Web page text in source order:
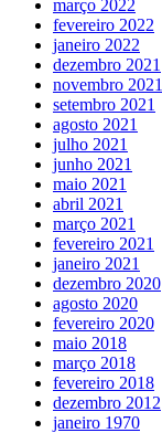
março 2022
fevereiro 2022
janeiro 2022
dezembro 2021
novembro 2021
setembro 2021
agosto 2021
julho 2021
junho 2021
maio 2021
abril 2021
março 2021
fevereiro 2021
janeiro 2021
dezembro 2020
agosto 2020
fevereiro 2020
maio 2018
março 2018
fevereiro 2018
dezembro 2012
janeiro 1970